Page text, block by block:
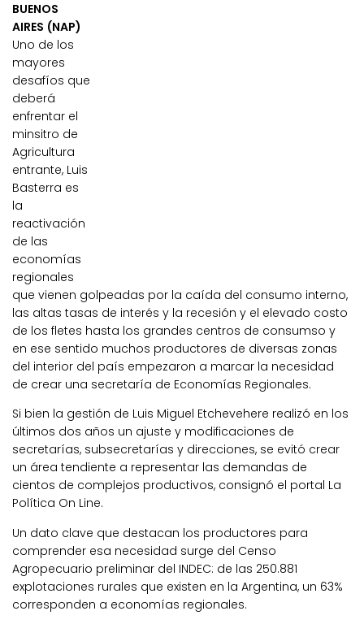
BUENOS
AIRES (NAP)
Uno de los
mayores
desafíos que
deberá
enfrentar el
minsitro de
Agricultura
entrante, Luis
Basterra es
la
reactivación
de las
economías
regionales
que vienen golpeadas por la caída del consumo interno,
las altas tasas de interés y la recesión y el elevado costo
de los fletes hasta los grandes centros de consumso y
en ese sentido muchos productores de diversas zonas
del interior del país empezaron a marcar la necesidad
de crear una secretaría de Economías Regionales.
Si bien la gestión de Luis Miguel Etchevehere realizó en los
últimos dos años un ajuste y modificaciones de
secretarías, subsecretarías y direcciones, se evitó crear
un área tendiente a representar las demandas de
cientos de complejos productivos, consignó el portal La
Política On Line.
Un dato clave que destacan los productores para
comprender esa necesidad surge del Censo
Agropecuario preliminar del INDEC: de las 250.881
explotaciones rurales que existen en la Argentina, un 63%
corresponden a economías regionales.